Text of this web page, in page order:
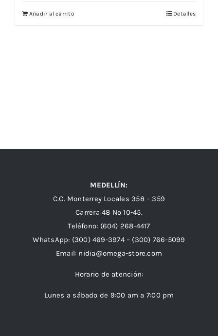
Añadir al carrito Detalles
MEDELLÍN:
C.C. Monterrey Locales 358 – 359
Carrera 48 Nº 10-45.
Teléfono: (604) 268-4417
WhatsApp: (300) 469-3974 – (300) 766-5099
Email: nidia@omega-store.com
Horario de atención:
Lunes a sábado de 9:00 am a 7:00 pm